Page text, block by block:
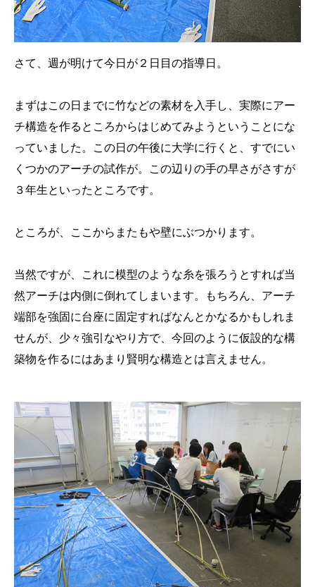
さて、週が明けて今日が２日目の指導日。
まずはこの日までに竹などの素材を入手し、実際にアー
チ構造を作るところからはじめてみようということにな
っていました。この日の午後に大学に行くと、すでにい
くつかのアーチの試作が。この辺りの手の早さがさすが
３年生といったところです。
ところが、ここからまたもや壁にぶつかります。
当然ですが、これに模型のような糸を張ろうとすれば当
然アーチは内側に倒れてしまいます。もちろん、アーチ
端部を強固に台座に固定すればなんとかなるかもしれま
せんが、少々強引なやり方で、今回のように仮設的な構
築物を作るにはあまり賢明な構造とは言えません。